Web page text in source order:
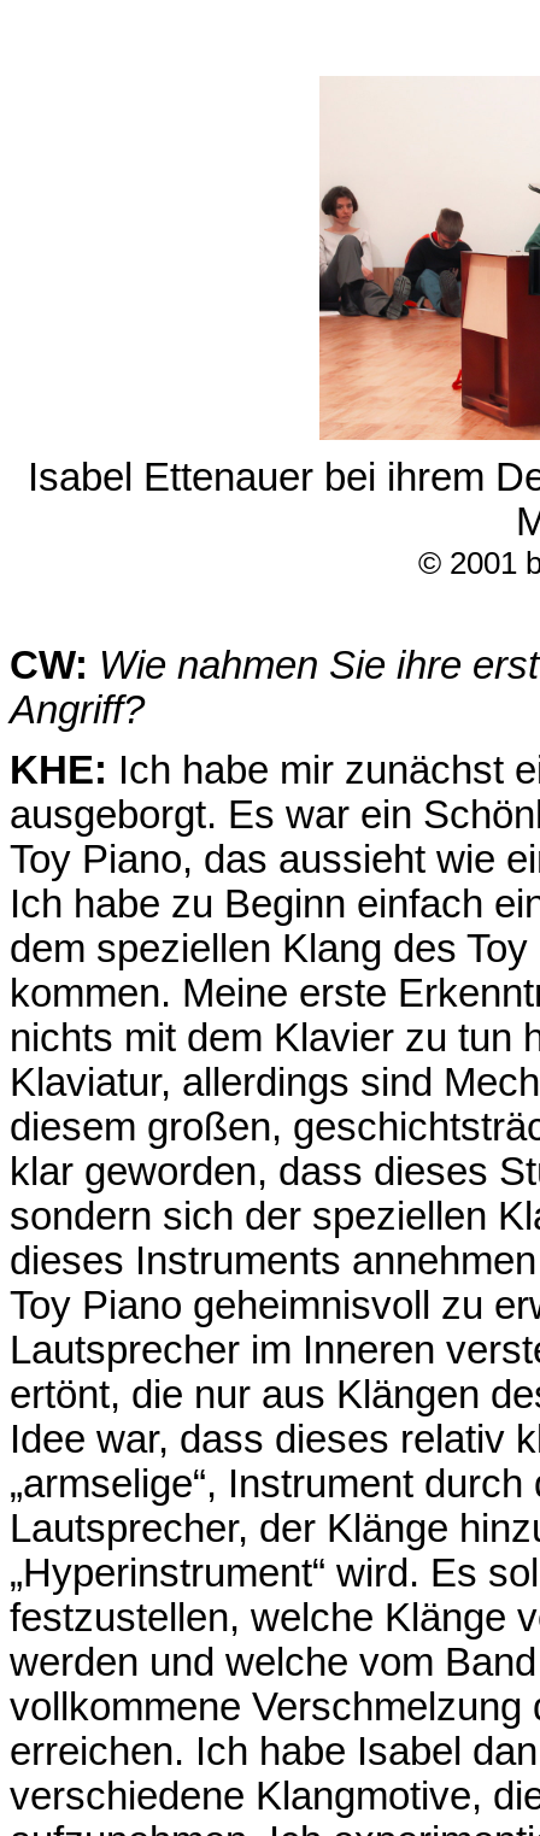
Isabel Ettenauer bei ihrem
© 2001
CW: Wie nahmen Sie ihre
Angriff?
KHE: Ich habe mir zunächst
ausgeborgt. Es war ein
Toy Piano, das aussieht wie
Ich habe zu Beginn einfach
dem speziellen Klang des
kommen. Meine erste
nichts mit dem Klavier zu tun
Klaviatur, allerdings sind
diesem großen,
klar geworden, dass dieses
sondern sich der speziellen
dieses Instruments
Toy Piano geheimnisvoll zu
Lautsprecher im Inneren
ertönt, die nur aus Klängen
Idee war, dass dieses relativ
„armselige“, Instrument
Lautsprecher, der Klänge
„Hyperinstrument“ wird. Es
festzustellen, welche Klänge
werden und welche vom
vollkommene
erreichen. Ich habe Isabel
verschiedene Klangmotive,